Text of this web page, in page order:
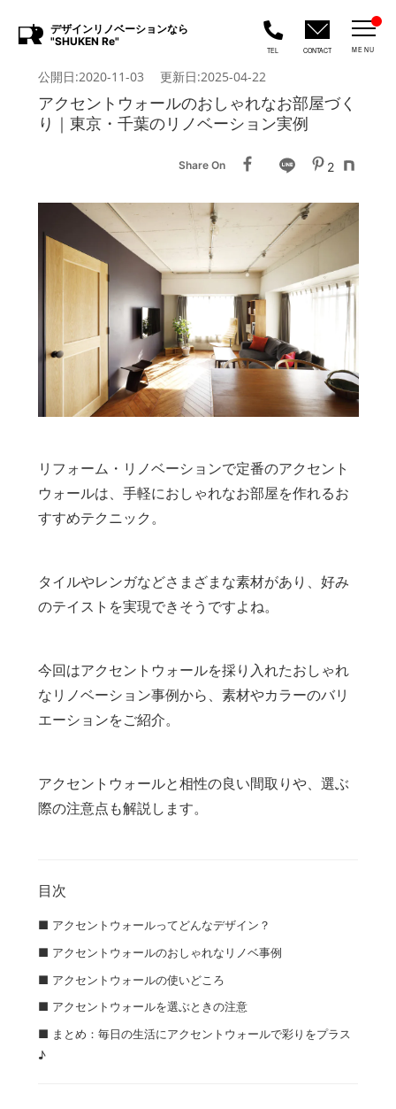
デザインリノベーションなら
"SHUKEN Re"
TEL CONTACT MENU
公開日:2020-11-03 更新日:2025-04-22
アクセントウォールのおしゃれなお部屋づく
り｜東京・千葉のリノベーション実例
Share On 2
リフォーム・リノベーションで定番のアクセント
ウォールは、手軽におしゃれなお部屋を作れるお
すすめテクニック。
タイルやレンガなどさまざまな素材があり、好み
のテイストを実現できそうですよね。
今回はアクセントウォールを採り入れたおしゃれ
なリノベーション事例から、素材やカラーのバリ
エーションをご紹介。
アクセントウォールと相性の良い間取りや、選ぶ
際の注意点も解説します。
目次
■ アクセントウォールってどんなデザイン？
■ アクセントウォールのおしゃれなリノベ事例
■ アクセントウォールの使いどころ
■ アクセントウォールを選ぶときの注意
■ まとめ：毎日の生活にアクセントウォールで彩りをプラス
♪